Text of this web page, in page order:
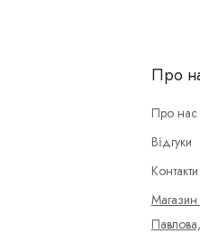
Про
Про нас
Відгуки
Контакти